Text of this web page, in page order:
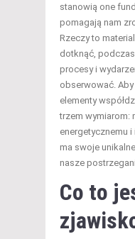
stanowią one
pomagają nam
Rzeczy to
dotknąć,
procesy i
obserwować. Aby
elementy
trzem wymiarom:
energetycznemu
ma swoje
nasze
Co to